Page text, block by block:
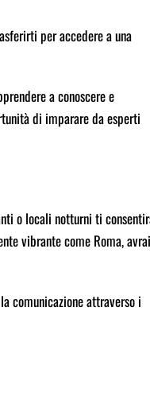
per accedere a una
a conoscere e
di imparare da esperti
o locali notturni ti
vibrante come Roma, avrai
comunicazione attraverso i